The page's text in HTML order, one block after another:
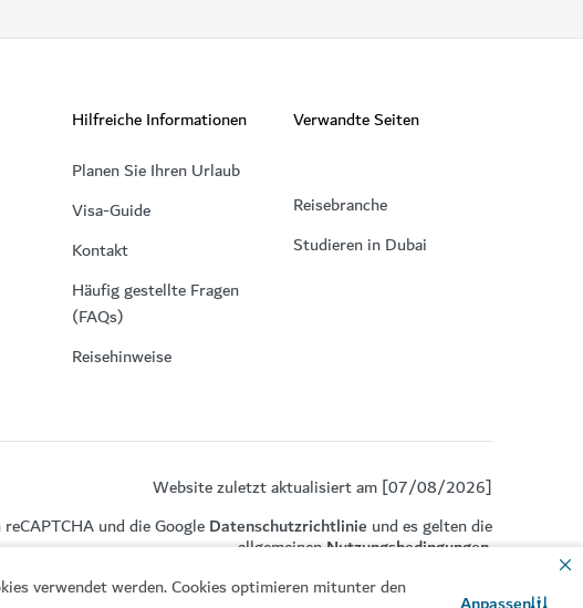
verwendet werden. Cookies optimieren mitunter den
Hilfreiche Informationen
Planen Sie Ihren Urlaub
Visa-Guide
Kontakt
Häufig gestellte Fragen
(FAQs)
Reisehinweise
Verwandte Seiten
Reisebranche
Studieren in Dubai
Website zuletzt aktualisiert am [07/08/2026]
und die GoogleDatenschutzrichtlinie und es gelten die
allgemeinenNutzungsbedingungen